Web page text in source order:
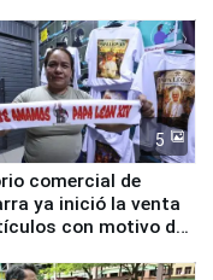
5
comercial de
ya inició la venta
con motivo de